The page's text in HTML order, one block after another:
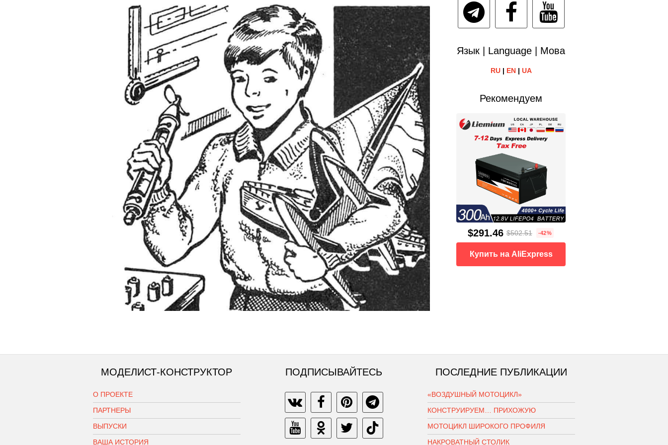
Язык | Language | Мова
RU| EN| UA
Рекомендуем
$291.46 $502.51 -42%
Купить на AliExpress
МОДЕЛИСТ-КОНСТРУКТОР
О ПРОЕКТЕ
ПАРТНЕРЫ
ВЫПУСКИ
ВАША ИСТОРИЯ
ПОДПИСЫВАЙТЕСЬ ПОСЛЕДНИЕ ПУБЛИКАЦИИ
«ВОЗДУШНЫЙ МОТОЦИКЛ»
КОНСТРУИРУЕМ… ПРИХОЖУЮ
МОТОЦИКЛ ШИРОКОГО ПРОФИЛЯ
НАКРОВАТНЫЙ СТОЛИК